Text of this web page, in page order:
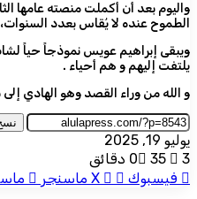
واليوم بعد أن أكملت منصته عامها
الطموح عنده لا يُقاس بعدد
ويبقى إبراهيم عويس نموذجاً حياً
يلتفت إليهم و هم أحياء .
و الله من وراء القصد وهو الهادي
يوليو 19, 2025
0
35
3 دقائق
فيسبوك
‫X ماسنجر